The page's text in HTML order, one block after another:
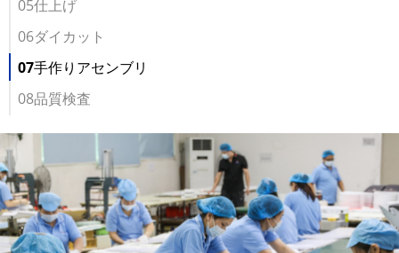
05仕上げ
06ダイカット
07手作りアセンブリ
08品質検査